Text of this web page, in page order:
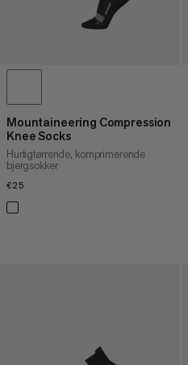
Mountaineering Compression
Knee Socks
Hurtigtørrende, komprimerende
bjergsokker
€25